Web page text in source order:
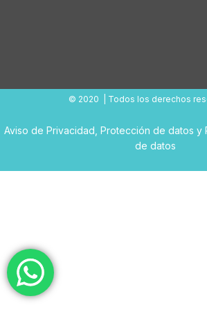
© 2020 | Todos los derechos
Aviso de Privacidad Protección de datos y
de datos